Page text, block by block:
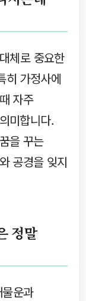
체로 중요한
히 가정사에
자주
미합니다.
을 꾸는
공경을 잊지
정말
운과